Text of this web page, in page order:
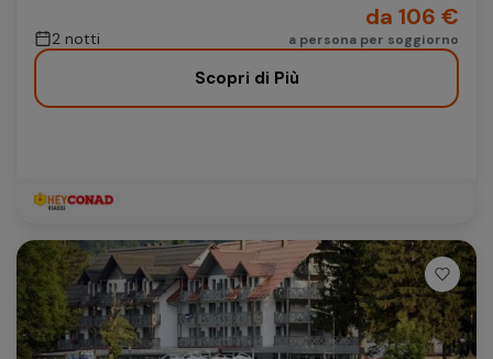
2 notti
da 106 €
a persona per soggiorno
Scopri di Più